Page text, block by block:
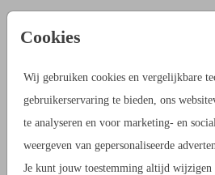
Cookies
Wij gebruiken cookies en vergelijkbare
gebruikerservaring te bieden, ons
te analyseren en voor marketing- en
weergeven van gepersonaliseerde
Je kunt jouw toestemming altijd